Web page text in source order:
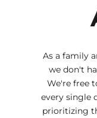
As a family
we don't
We're free
every single
prioritizing